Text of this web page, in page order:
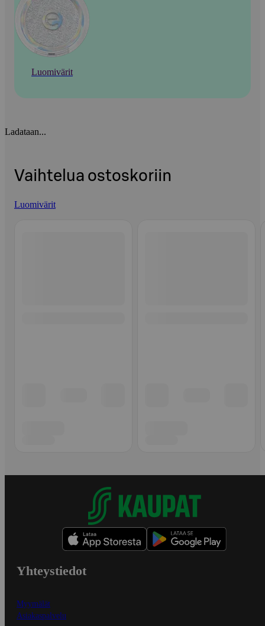
Luomivärit
Ladataan...
Vaihtelua ostoskoriin
Luomivärit
Yhteystiedot
Myymälät
Asiakaspalvelu